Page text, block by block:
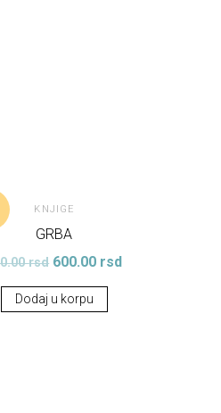
KNJIGE
GRBA
rsd 600.00 rsd
Dodaj u korpu